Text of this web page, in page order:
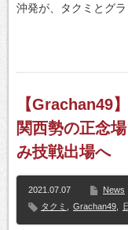
沖発が、タクミとグラ
【Grachan49
関西勢の正念
み技戦出場へ
2021.07.07 News
タクミ
Grachan49